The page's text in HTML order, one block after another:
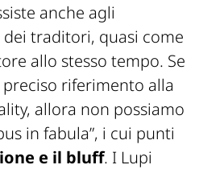
anche agli
traditori, quasi come
allo stesso tempo. Se
riferimento alla
allora non possiamo
in fabula”, i cui punti
e il bluff. I Lupi